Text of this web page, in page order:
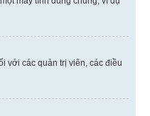
với các quản trị viên, các điều